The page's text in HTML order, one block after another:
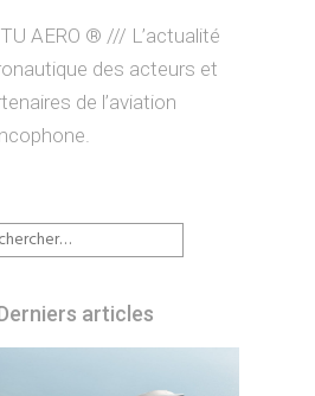
AERO ® /// L’actualité
des acteurs et
de l’aviation
:
articles